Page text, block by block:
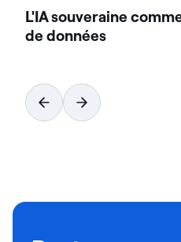
L'IA souveraine
de données